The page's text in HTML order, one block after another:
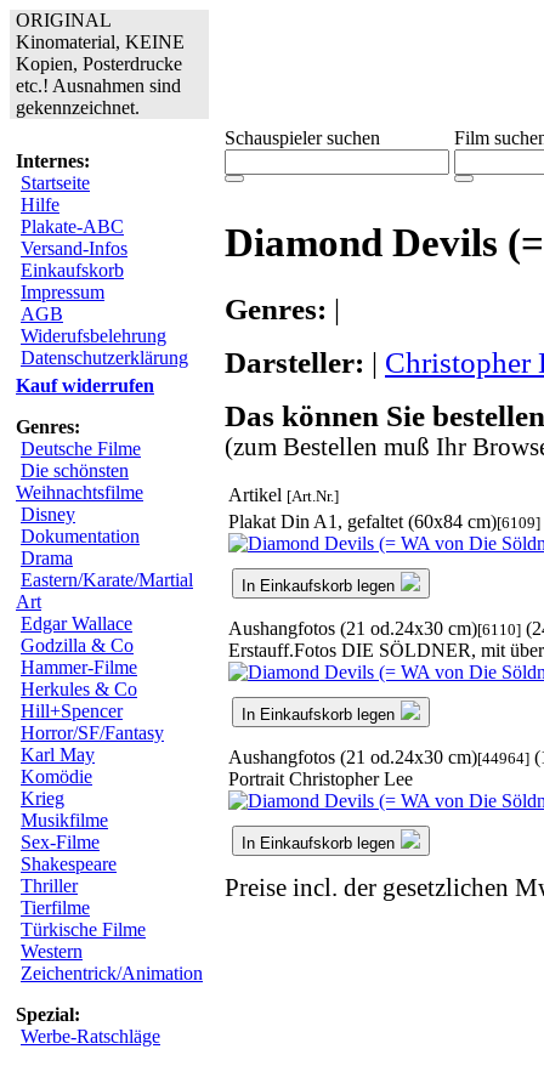
ORIGINAL
Kinomaterial, KEINE
Kopien, Posterdrucke
etc.! Ausnahmen sind
gekennzeichnet.
Internes:
Startseite
Hilfe
Plakate-ABC
Versand-Infos
Einkaufskorb
Impressum
AGB
Widerufsbelehrung
Datenschutzerklärung
Kauf widerrufen
Genres:
Deutsche Filme
Die schönsten
Weihnachtsfilme
Disney
Dokumentation
Drama
Eastern/Karate/Martial
Art
Edgar Wallace
Godzilla & Co
Hammer-Filme
Herkules & Co
Hill+Spencer
Horror/SF/Fantasy
Karl May
Komödie
Krieg
Musikfilme
Sex-Filme
Shakespeare
Thriller
Tierfilme
Türkische Filme
Western
Zeichentrick/Animation
Spezial:
Werbe-Ratschläge
Schauspieler suchen Film
Diamond Devils
Genres: |
Darsteller: | Christopher
Das können Sie
(zum Bestellen muß Ihr
Artikel [Art.Nr.]
Plakat Din A1, gefaltet (60x84 cm)[6109]
In Einkaufskorb legen
Aushangfotos (21 od.24x30 cm)[6110]
Erstauff.Fotos DIE SÖLDNER, mit
In Einkaufskorb legen
Aushangfotos (21 od.24x30 cm)[44964]
Portrait Christopher Lee
In Einkaufskorb legen
Preise incl. der gesetzlichen